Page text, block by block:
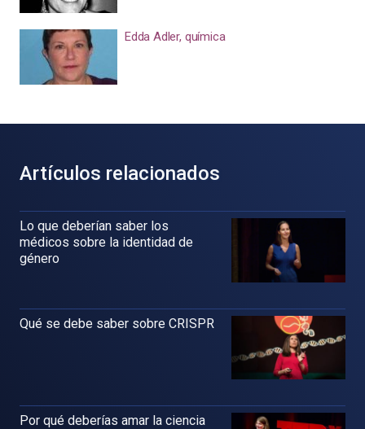
Edda Adler, química
Artículos relacionados
Lo que deberían saber los
médicos sobre la identidad de
género
Qué se debe saber sobre CRISPR
Por qué deberías amar la ciencia